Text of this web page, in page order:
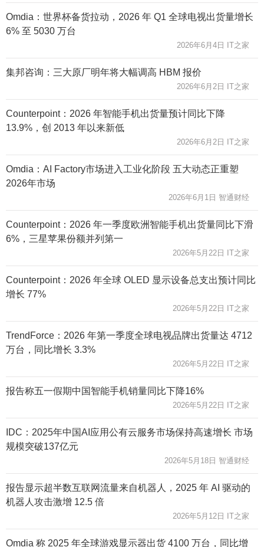
Omdia：世界杯备货拉动，2026 年 Q1 全球电视出货量增长
6% 至 5030 万台
2026年6月4日 IT之家
集邦咨询：三大原厂明年将大幅调高 HBM 报价
2026年6月2日 IT之家
Counterpoint：2026 年智能手机出货量预计同比下降
13.9%，创 2013 年以来新低
2026年6月2日 IT之家
Omdia：AI Factory市场进入工业化阶段 五大动态正重塑
2026年市场
2026年6月1日 智通财经
Counterpoint：2026 年一季度欧洲智能手机出货量同比下滑
6%，三星苹果份额并列第一
2026年5月22日 IT之家
Counterpoint：2026 年全球 OLED 显示设备总支出预计同比
增长 77%
2026年5月22日 IT之家
TrendForce：2026 年第一季度全球电视品牌出货量达 4712
万台，同比增长 3.3%
2026年5月22日 IT之家
报告称五一假期中国智能手机销量同比下降16%
2026年5月22日 IT之家
IDC：2025年中国AI应用公有云服务市场保持高速增长 市场
规模突破137亿元
2026年5月18日 智通财经
报告显示超半数互联网流量来自机器人，2025 年 AI 驱动的
机器人攻击激增 12.5 倍
2026年5月12日 IT之家
Omdia 称 2025 年全球游戏显示器出货 4100 万台，同比增